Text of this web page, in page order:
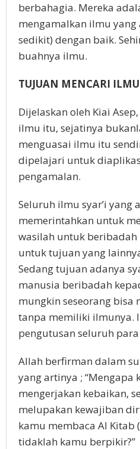
berbahagia. Mereka
mengamalkan ilmu yang
sedikit) dengan baik.
buahnya ilmu.
TUJUAN MENCARI ILMU
Dijelaskan oleh Kiai
ilmu itu, sejatinya
menguasai ilmu itu
dipelajari untuk
pengamalan.
Seluruh ilmu syar’i yang
memerintahkan untuk
wasilah untuk beribadah
untuk tujuan yang
Sedang tujuan adanya
manusia beribadah
mungkin seseorang bisa
tanpa memiliki ilmunya.
pengutusan seluruh
Allah berfirman dalam
yang artinya ;
mengerjakan kebaikan,
melupakan kewajiban
kamu membaca Al Kitab
tidaklah kamu berpikir?”